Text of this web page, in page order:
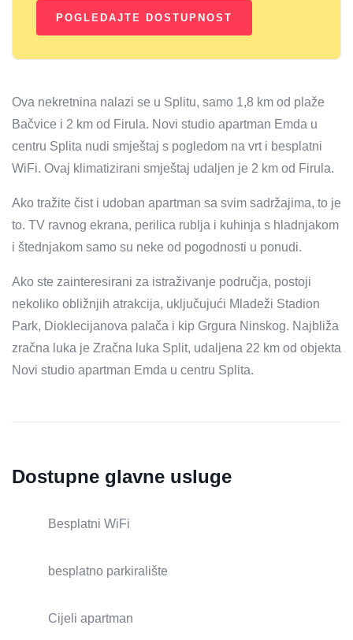
Ova nekretnina nalazi se u Splitu, samo 1,8 km od plaže
Bačvice i 2 km od Firula. Novi studio apartman Emda u
centru Splita nudi smještaj s pogledom na vrt i besplatni
WiFi. Ovaj klimatizirani smještaj udaljen je 2 km od Firula.
Ako tražite čist i udoban apartman sa svim sadržajima, to je
to. TV ravnog ekrana, perilica rublja i kuhinja s hladnjakom
i štednjakom samo su neke od pogodnosti u ponudi.
Ako ste zainteresirani za istraživanje područja, postoji
nekoliko obližnjih atrakcija, uključujući Mladeži Stadion
Park, Dioklecijanova palača i kip Grgura Ninskog. Najbliža
zračna luka je Zračna luka Split, udaljena 22 km od objekta
Novi studio apartman Emda u centru Splita.
Dostupne glavne usluge
Besplatni WiFi
besplatno parkiralište
Cijeli apartman